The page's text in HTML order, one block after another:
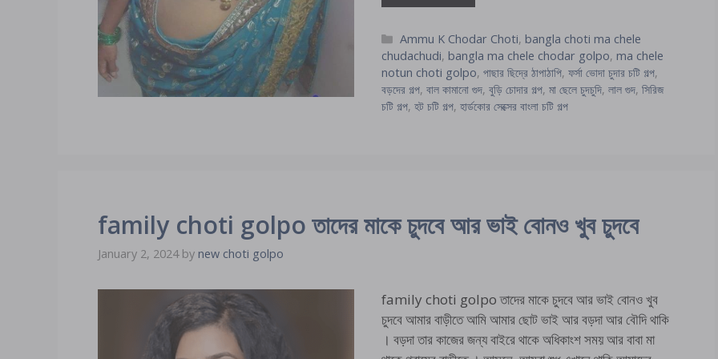
Categories
Ammu K Chodar Choti, bangla choti ma chele
chudachudi, bangla ma chele chodar golpo, ma chele
notun choti golpo, পাছার ছিদ্রে ঠাপাঠাপি, ফর্সা ভোদা চুদার চটি গল্প,
বড়দের গল্প, বাল কামানো গুদ, বুড়ি চোদার গল্প, মা ছেলে চুদচুদি, লাল গুদ, সিরিজ
চটি গল্প, হট চটি গল্প, হার্ডকোর সেক্সের বাংলা চটি গল্প
family choti golpo তাদের মাকে চুদবে আর ভাই বোনও খুব চুদবে
January 2, 2024 by new choti golpo
family choti golpo তাদের মাকে চুদবে আর ভাই বোনও খুব
চুদবে আমার বাড়ীতে আমি আমার ছোট ভাই আর বড়দা আর বৌদি থাকি
। বড়দা তার কাজের জন্য বাইরে থাকে অধিকাংশ সময় আর বাবা মা